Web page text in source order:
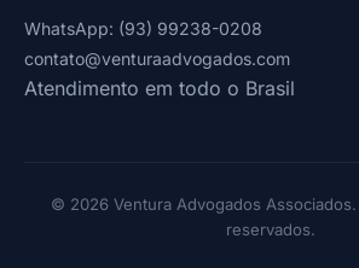
WhatsApp: (93) 99238-0208
contato@venturaadvogados.com
Atendimento em todo o Brasil
© 2026 Ventura Advogados
reservados.